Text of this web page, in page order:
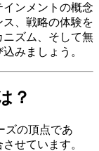
ンメントの概念
、戦略の体験を
ズム、そして無
みましょう。
？
ズの頂点であ
せています。